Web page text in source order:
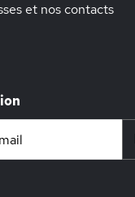
et nos contacts